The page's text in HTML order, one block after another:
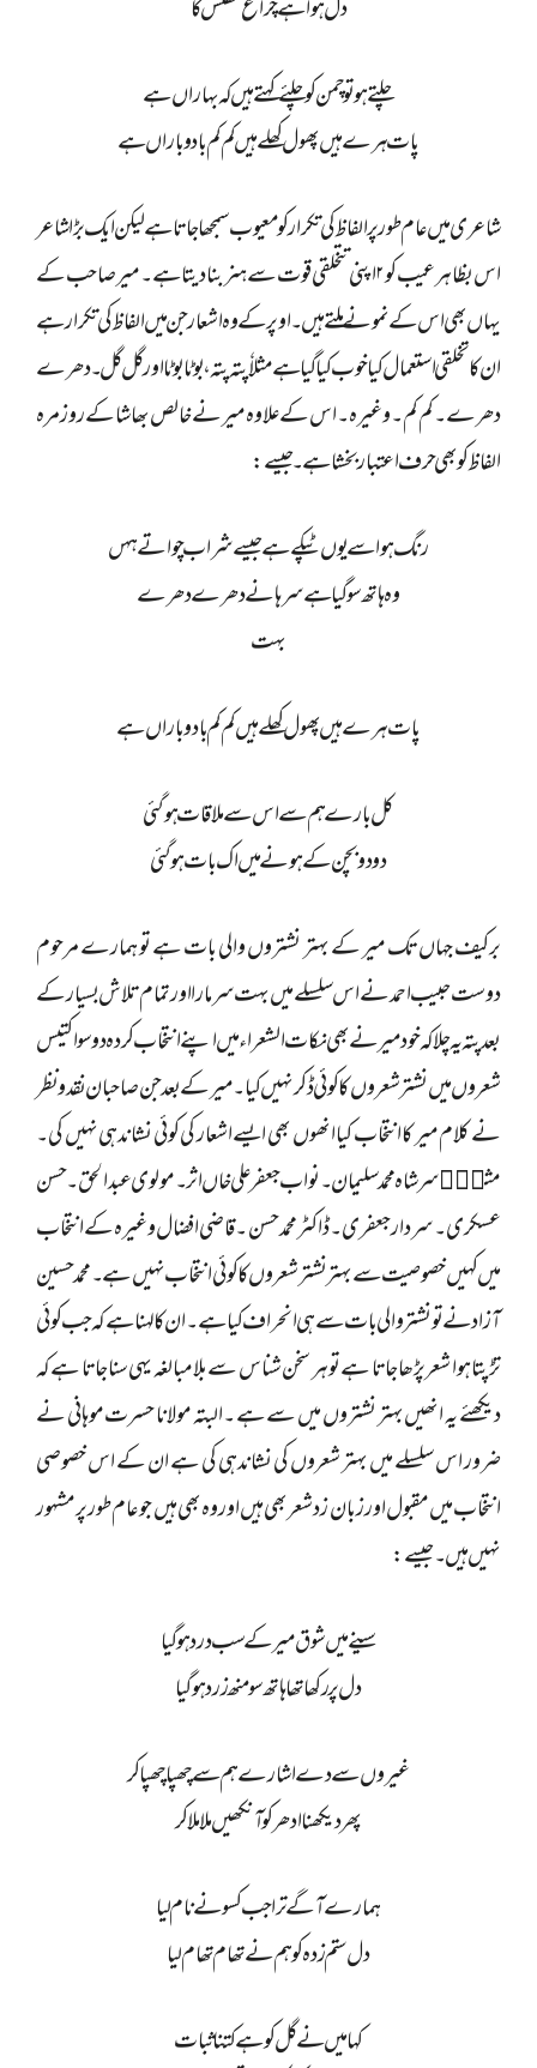
دل ہوا ہے چراغ مفلس کا
چلتے ہو تو چمن کو چلئے کہتے ہیں کہ بہاراں ہے
پات ہرے ہیں پھول کھلے ہیں کم کم باد و باراں ہے
شاعری میں عام طور پر الفاظ کی تکرار کو معیوب سمجھا جاتا ہے لیکن ایک بڑا شاعر
اس بظاہر عیب کو۲ اپنی تتخلقی قوت سے ہنر بنا دیتا ہے۔ میر صاحب کے
یہاں بھی اس کے نمونے ملتے ہیں ۔ اوپر کے وہ اشعار جن میں الفاظ کی تکرار ہے
ان کا تخلقی استعمال کیا خوب کیا گیا ہے مثلاٗ پتہ پتہ ، بوٹا بوٹا اور گل گل ۔ دھرے
دھرے ۔ کم کم ۔ وغیرہ۔ اس کے علاوہ میر نے خالص بھاشا کے روزمرہ
الفاظ کو بھی حرف اعتبار بخشا ہے ۔ جیسے:
رنگ ہوا سے یوں ٹپکے ہے جیسے شراب چواتے ہہں
وہ ہاتھ سو گیا ہے سرہانے دھرے دھرے
بہت
پات ہرے ہیں پھول کھلے ہیں کم کم بادو باراں ہے
کل بارے ہم سے اس سے ملاقات ہوگئی
دو دو بچن کے ہونے میں اک بات ہو گئی
برکیف جہاں تک میر کے بہتر نشتروں والی بات ہے تو ہمارے مرحوم
دوست حبیب احمد نے اس سلسلے میں بہت سر مارا اور تمام تلاش بسیار کے
بعد پتہ یہ چلا کہ خود میر نے بھی نکات الشعراء میں اپنے انتخاب کردہ دو سو اکتیس
شعروں میں نشتر شعروں کا کوئی ڈکر نہیں کیا ۔ میر کے بعد جن صاحبان نقد و نظر
نے کلام میر کا انتخاب کیا انھوں بھی ایسے اشعار کی کوئی نشاندہی نہیں کی۔
مثلا٘ سر شاہ محمد سلیمان ۔نواب جعفر علی خاں اثر ۔مولوی عبدالحق۔ حسن
عسکری ۔سردار جعفری۔ ڈاکٹرمحمد حسن ۔قاضی افضال وغیرہ کے انتخاب
میں کہیں خصوصیت سے بہتر نشتر شعروں کا کوئی انتخاب نہیں ہے ۔ محمد حسین
آزاد نے تو نشتر والی بات سے ہی انحراف کیا ہے ۔ان کا لہنا ہے کہ جب کوئی
تڑپتا ہوا شعر پڑھا جاتا ہے تو ہر سخن شناس سے بلا مبالغہ یہی سنا جاتا ہے کہ
دیکھئے یہ انھیں بہتر نشتروں میں سے ہے ۔البتہ مولانا حسرت موہانی نے
ضرور اس سلسلے میں بہتر شعروں کی نشاندہی کی ہے ان کے اس خصوصی
انتخاب میں مقبول اور زبان زد شعر بھی ہیں اور وہ بھی ہیں جو عام طور پر مشہور
نہیں ہیں ۔جیسے:
سینے میں شوق میر کے سب درد ہو گیا
دل پر رکھا تھا ہاتھ سو منھ زرد ہوگیا
غیروں سے دے اشارے ہم سے چھپا چھپا کر
پھر دیکھنا ادھر کو آنکھیں ملا ملا کر
ہمارے آگے ترا جب کسو نے نام لیا
دل ستم زدہ کو ہم نے تھام تھام لیا
کہا میں نے گل کو ہے کتنا ثبات